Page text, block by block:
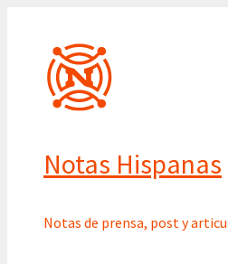
contenido
Notas Hispanas
Notas de prensa, post y